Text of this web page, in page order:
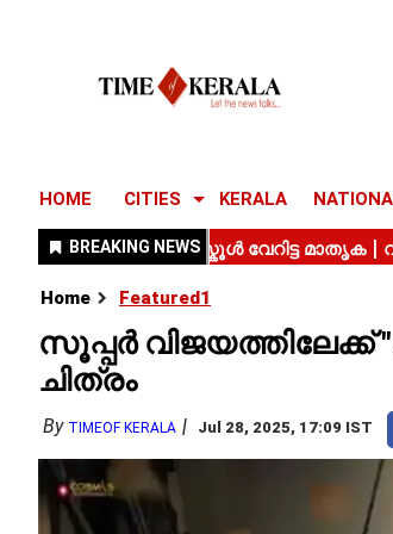
HOME CITIES KERALA
Home Featured1
സൂപ്പർ
ചിത്രം
By TIMEOF KERALA Jul 28, 2025, 17:09 IST